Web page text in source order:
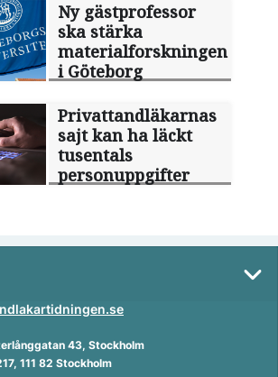
Ny gästprofessor
ska stärka
materialforskningen
i Göteborg
Privattandläkarnas
sajt kan ha läckt
tusentals
personuppgifter
43, Stockholm
111 82 Stockholm